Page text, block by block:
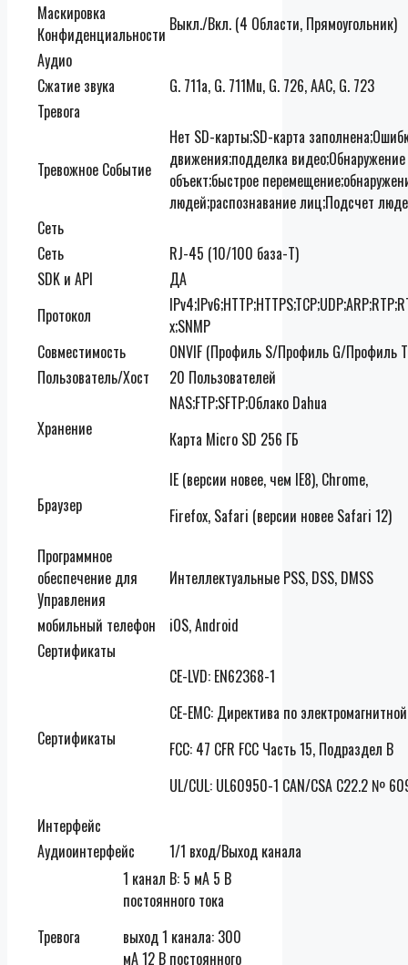
Маскировка
Конфиденциальности Выкл./Вкл. (4 Области, Прямоугольник)
Аудио
Сжатие звука
G. 711a, G. 711Mu, G. 726, AAC, G. 723
Тревога
Тревожное Событие
Нет SD-карты;SD-карта
движения;подделка
объект;быстрое
людей;распознавание лиц;Подсчет
Сеть
Сеть
RJ-45 (10/100 база-T)
SDK и API
ДА
Протокол
x;SNMP
Совместимость
ONVIF (Профиль S/Профиль G/Профиль T
Пользователь/Хост
20 Пользователей
Хранение
NAS;FTP;SFTP;Облако Dahua
Карта Micro SD 256 ГБ
Браузер
IE (версии новее, чем IE8), Chrome,
Firefox, Safari (версии новее Safari 12)
Программное
обеспечение для
Управления
Интеллектуальные PSS, DSS, DMSS
мобильный телефон
iOS, Android
Сертификаты
Сертификаты
CE-LVD: EN62368-1
CE-EMC: Директива по
FCC: 47 CFR FCC Часть 15, Подраздел B
UL/CUL: UL60950-1 CAN/CSA C22.2 №
Интерфейс
Аудиоинтерфейс
1/1 вход/Выход канала
Тревога
1 канал В: 5 мА 5 В
постоянного тока
выход 1 канала: 300
мА 12 В постоянного